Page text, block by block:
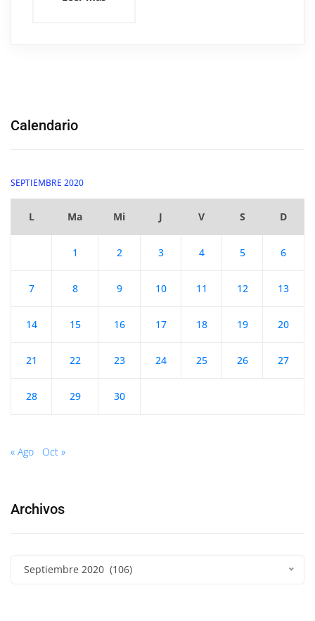
Calendario
SEPTIEMBRE 2020
L Ma Mi J V S D
1 2 3 4 5 6
7 8 9 10 11 12 13
14 15 16 17 18 19 20
21 22 23 24 25 26 27
28 29 30
« Ago Oct »
Archivos
Septiembre 2020 (106)